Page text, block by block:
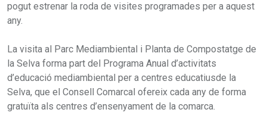
pogut estrenar la roda de visites programades per a aquest
any.
La visita al Parc Mediambiental i Planta de Compostatge de
la Selva forma part del Programa Anual d’activitats
d’educació mediambiental per a centres educatiusde la
Selva, que el Consell Comarcal ofereix cada any de forma
gratuïta als centres d’ensenyament de la comarca.